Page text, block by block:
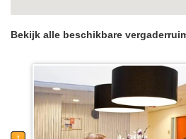
Bekijk alle beschikbare